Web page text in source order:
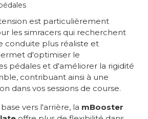
est particulièrement
les simracers qui recherchent
conduite plus réaliste et
d'optimiser le
pédales et d'améliorer la rigidité
contribuant ainsi à une
dans vos sessions de course.
vers l'arrière, la mBooster